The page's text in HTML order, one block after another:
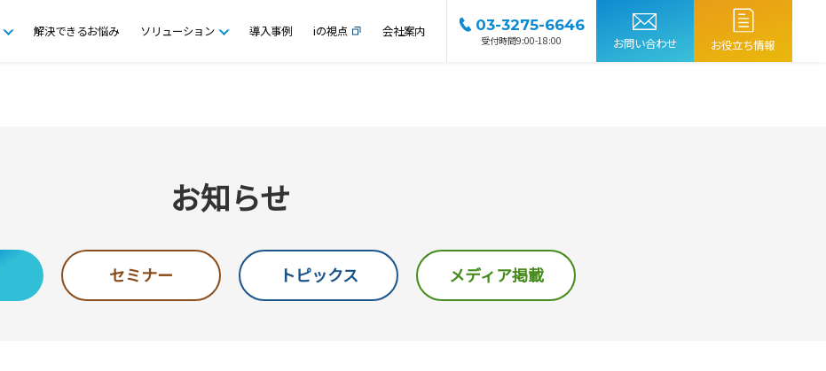
解決できるお悩み ソリューション 導入事例 iの視点 会社案内 03-3275-6646
受付時間9:00-18:00 お問い合わせ お役立ち情報
お知らせ
セミナー トピックス メディア掲載